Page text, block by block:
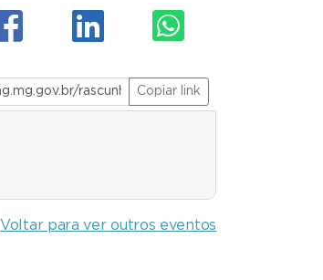
Copiar link
Voltar para ver outros eventos